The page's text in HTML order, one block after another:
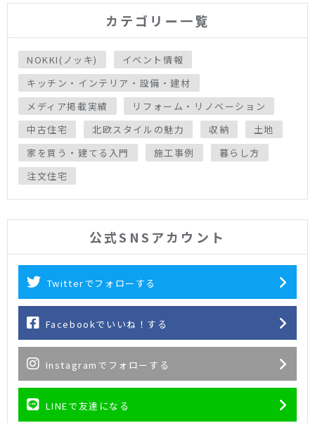
カテゴリー一覧
NOKKI(ノッキ)
イベント情報
キッチン・インテリア・設備・建材
メディア掲載実績
リフォーム・リノベーション
中古住宅
北欧スタイルの魅力 収納
土地
家を買う・建てる入門
施工事例
暮らし方
注文住宅
公式SNSアカウント
Twitterでフォローする
Facebookでいいね！する
Instagramでフォローする
LINEで友達になる